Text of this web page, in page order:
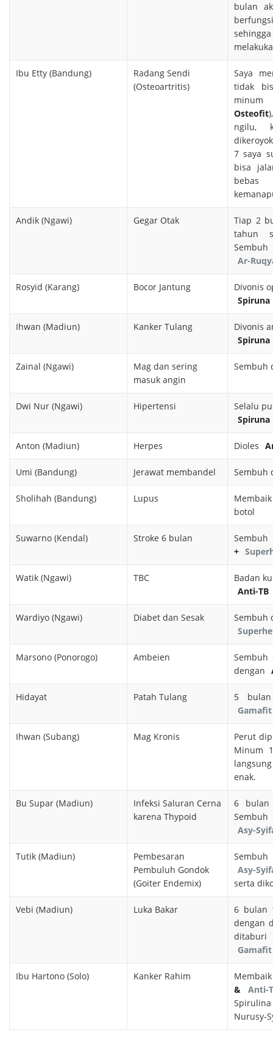
bulan
Ibu Etty (Bandung)
Radang Sendi
(Osteoartritis)
Saya
tidak
Osteofit
ngilu,
7 saya
bisa
bebas
Andik (Ngawi) Gegar Otak
Tiap 2
tahun
Ar-
Rosyid (Karang) Bocor Jantung
Divonis
Spiruna
Ihwan (Madiun) Kanker Tulang
Divonis
Spiruna
Zainal (Ngawi)
Mag dan sering
masuk angin
Sembuh
Dwi Nur (Ngawi) Hipertensi
Selalu
Spiruna
Anton (Madiun) Herpes Dioles
Umi (Bandung) Jerawat membandel Sembuh
Sholihah (Bandung) Lupus
botol
Suwarno (Kendal) Stroke 6 bulan
+
Watik (Ngawi) TBC
Badan
Anti-TB
Wardiyo (Ngawi) Diabet dan Sesak
Sembuh
Marsono (Ponorogo) Ambeien
dengan
Hidayat Patah Tulang
5
Gamafit
Ihwan (Subang) Mag Kronis
Perut
Minum
enak.
Bu Supar (Madiun)
Infeksi Saluran Cerna
karena Thypoid
6 bulan
Asy-
Tutik (Madiun)
Pembesaran
Pembuluh Gondok
(Goiter Endemix)
Asy-
serta
Vebi (Madiun) Luka Bakar
6 bulan
dengan
Gamafit
Ibu Hartono (Solo) Kanker Rahim
&
Anti-
Nurusy-